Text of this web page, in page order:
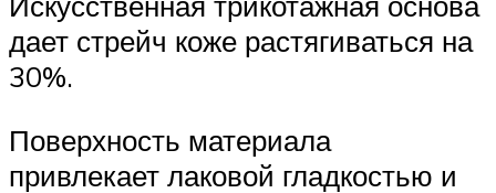
дает стрейч коже растягиваться на
30%.
Поверхность материала
привлекает лаковой гладкостью и